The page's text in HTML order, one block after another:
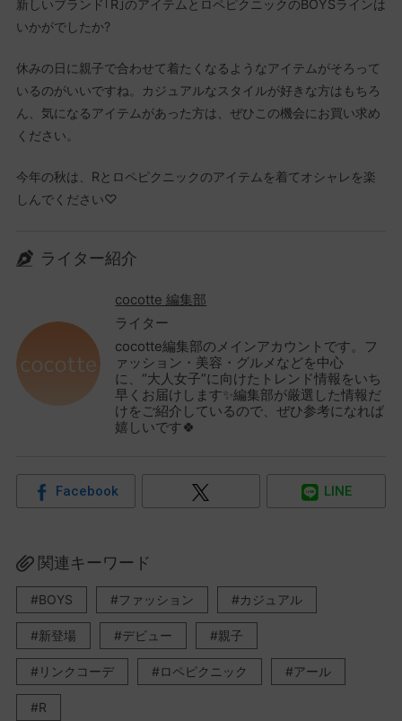
新しいブランド｢R｣のアイテムとロペピクニックのBOYSラインは
いかがでしたか?
休みの日に親子で合わせて着たくなるようなアイテムがそろって
いるのがいいですね。カジュアルなスタイルが好きな方はもちろ
ん、気になるアイテムがあった方は、ぜひこの機会にお買い求め
ください。
今年の秋は、Rとロペピクニックのアイテムを着てオシャレを楽
しんでください♡
ライター紹介
cocotte 編集部
ライター
cocotte編集部のメインアカウントです。フ
ァッション・美容・グルメなどを中心
に、“大人女子”に向けたトレンド情報をいち
早くお届けします✨編集部が厳選した情報だ
けをご紹介しているので、ぜひ参考になれば
嬉しいです🍀
Facebook LINE
関連キーワード
BOYS ファッション カジュアル
新登場 デビュー 親子
リンクコーデ ロペピクニック アール
R